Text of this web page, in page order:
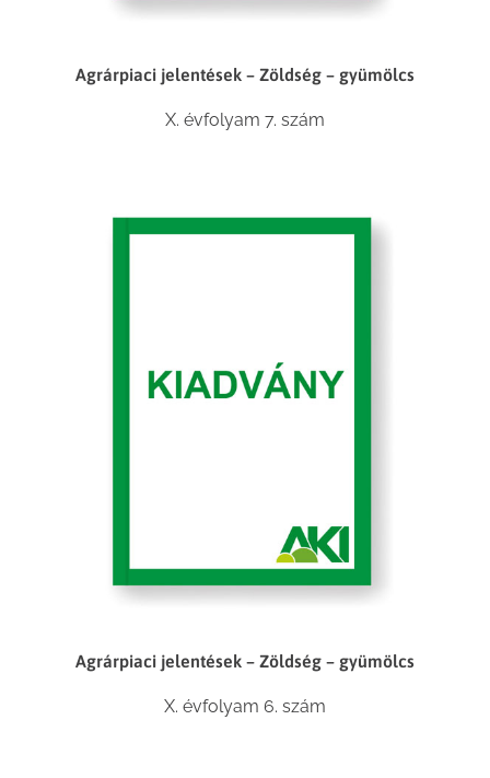
Agrárpiaci jelentések – Zöldség – gyümölcs
X. évfolyam 7. szám
Agrárpiaci jelentések – Zöldség – gyümölcs
X. évfolyam 6. szám